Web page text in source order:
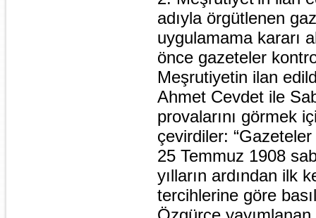
adıyla örgütlenen
uygulamama kararı
önce gazeteler
Meşrutiyetin ilan
Ahmet Cevdet ile
provalarını görmek
çevirdiler:
25 Temmuz 1908
yılların ardından ilk
tercihlerine göre